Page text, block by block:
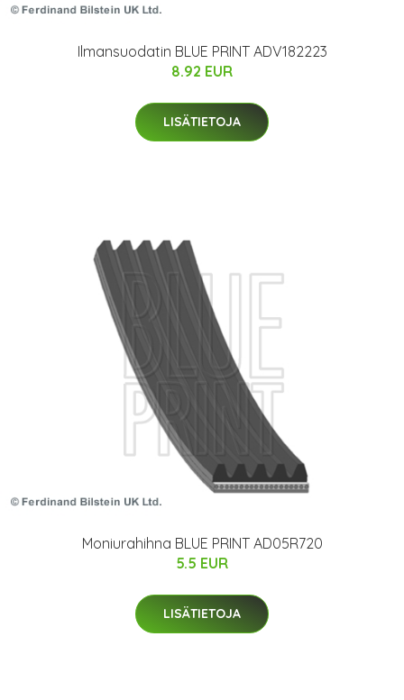
Ilmansuodatin BLUE PRINT ADV182223
8.92 EUR
LISÄTIETOJA
Moniurahihna BLUE PRINT AD05R720
5.5 EUR
LISÄTIETOJA